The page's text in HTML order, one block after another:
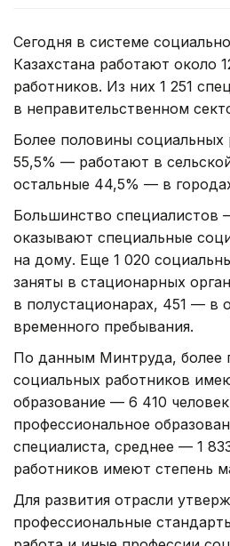
Сегодня в системе
Казахстана работают около
работников. Из них 1 251
в неправительственном
Более половины
55,5% — работают в
остальные 44,5% — в
Большинство специалистов
оказывают специальные
на дому. Еще 1 020
заняты в стационарных
в полустационарах, 451 — в
временного пребывания.
По данным Минтруда, более
социальных работников
образование — 6 410
профессиональное
специалиста, среднее — 1
работников имеют степень
Для развития отрасли
профессиональные